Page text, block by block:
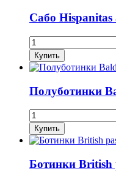
Сабо Hispanitas
Полуботинки
Ботинки British